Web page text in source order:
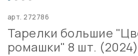
арт.272786
Тарелки большие
ромашки" 8 шт.